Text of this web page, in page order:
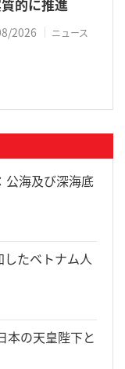
的に推進
2026 ニュース
公海及び深海底
したベトナム人
本の天皇陛下と